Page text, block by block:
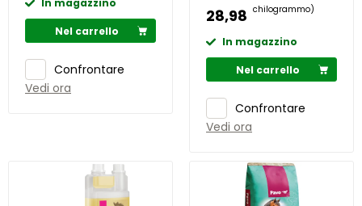
In magazzino
Nel carrello
Confrontare
Vedi ora
28,98 chilogrammo)
In magazzino
Nel carrello
Confrontare
Vedi ora